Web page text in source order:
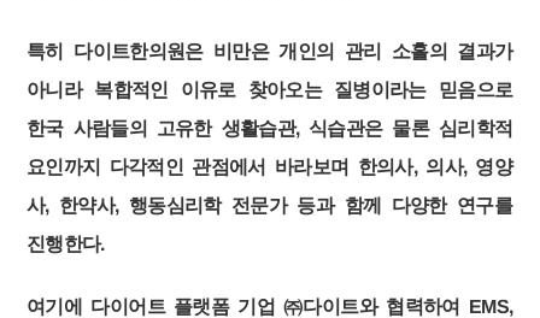
특히 다이트한의원은 비만은 개인의 관리 소홀의 결과가
아니라 복합적인 이유로 찾아오는 질병이라는 믿음으로
한국 사람들의 고유한 생활습관, 식습관은 물론 심리학적
요인까지 다각적인 관점에서 바라보며 한의사, 의사, 영양
사, 한약사, 행동심리학 전문가 등과 함께 다양한 연구를
진행한다.
여기에 다이어트 플랫폼 기업 ㈜다이트와 협력하여 EMS,